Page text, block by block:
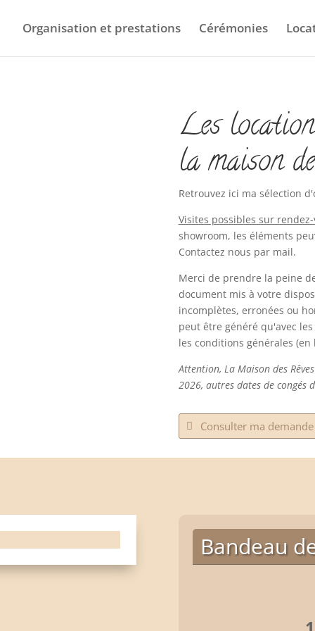
Organisation et prestations Cérémonies
Les
la maison
Retrouvez ici ma sélection
Visites possibles sur rendez-
showroom, les éléments
Contactez nous par mail.
Merci de prendre la peine
document mis à votre
incomplètes, erronées ou
peut être généré qu'avec
les conditions générales (en
Attention, La Maison des
2026, autres dates de congés
Consulter ma
Bandeau